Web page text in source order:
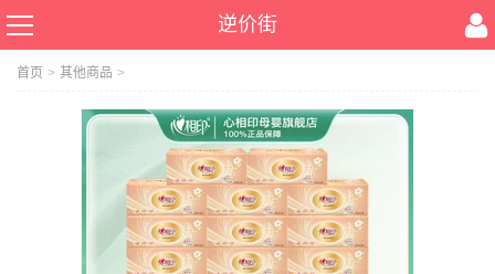
逆价街
首页 > 其他商品 >